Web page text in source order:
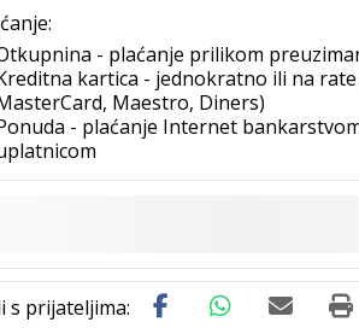
- plaćanje prilikom
kartica - jednokratno ili na rate
Maestro, Diners)
- plaćanje Internet